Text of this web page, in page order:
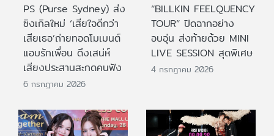
PS (Purse Sydney) ส่ง
ซิงเกิลใหม่ ‘เสียใจดีกว่า
เสียเธอ’ถ่ายทอดโมเมนต์
แอบรักเพื่อน ดึงเสน่ห์
เสียงประสานสะกดคนฟัง
6 กรกฎาคม 2026
“BILLKIN FEELQUENCY
TOUR” ปิดฉากอย่าง
อบอุ่น ส่งท้ายด้วย MINI
LIVE SESSION สุดพิเศษ
4 กรกฎาคม 2026